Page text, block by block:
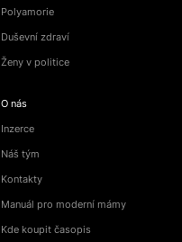
Polyamorie
Duševní zdraví
Ženy v politice
O nás
Inzerce
Náš tým
Kontakty
Manuál pro moderní mámy
Kde koupit časopis